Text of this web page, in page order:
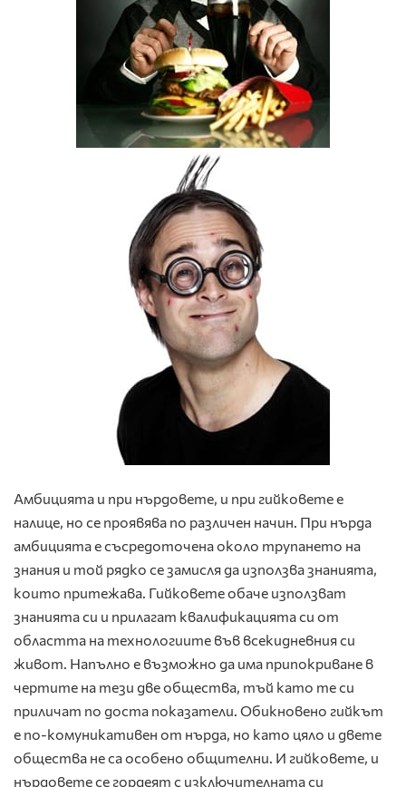
Амбицията и при нърдовете, и при гийковете е
налице, но се проявява по различен начин. При нърда
амбицията е съсредоточена около трупането на
знания и той рядко се замисля да използва знанията,
които притежава. Гийковете обаче използват
знанията си и прилагат квалификацията си от
областта на технологиите във всекидневния си
живот. Напълно е възможно да има припокриване в
чертите на тези две общества, тъй като те си
приличат по доста показатели. Обикновено гийкът
е по-комуникативен от нърда, но като цяло и двете
общества не са особено общителни. И гийковете, и
нърдовете се гордеят с изключителната си